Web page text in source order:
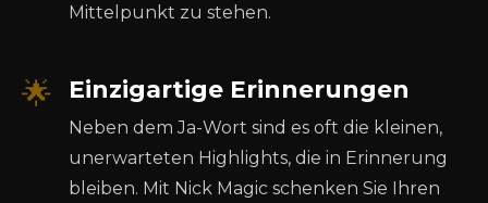
Mittelpunkt zu stehen.
🌟 Einzigartige Erinnerungen
Neben dem Ja-Wort sind es oft die kleinen,
unerwarteten Highlights, die in Erinnerung
bleiben. Mit Nick Magic schenken Sie Ihren